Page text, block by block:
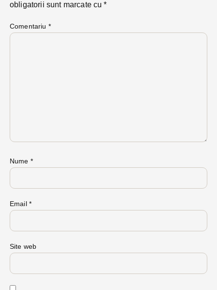
obligatorii sunt marcate cu*
Comentariu *
Nume *
Email *
Site web